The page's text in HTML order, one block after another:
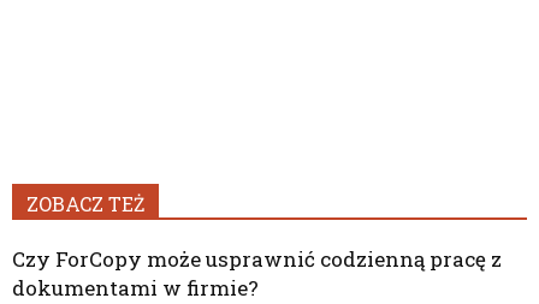
ZOBACZ TEŻ
Czy ForCopy może usprawnić codzienną pracę z
dokumentami w firmie?